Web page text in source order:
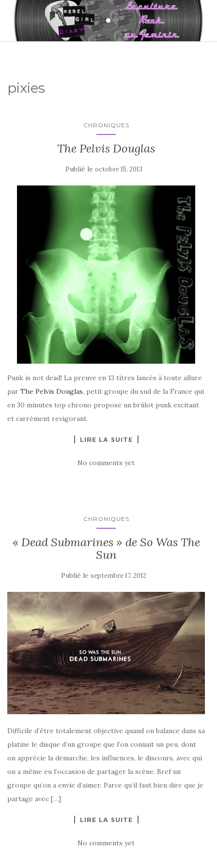
pixies
CHRONIQUES
The Pelvis Douglas
Publié le octobre 15, 2013
Punk is not dead! La preuve en 13 titres lancés à toute allure
par The Pelvis Douglas, petit groupe du sud de la France qui
en 30 minutes top chrono propose un brûlot punk excitant
et carrément revigorant.
LIRE LA SUITE
No comments yet
CHRONIQUES
« Dead Submarines » de So Was The
Sun
Publié le septembre 17, 2012
Difficile d’être totalement objective quand on balance dans sa
platine le disque d’un groupe que l’on connait un peu, dont
on apprécie la démarche, les influences, le discours, avec qui
on a même eu l’occasion de partager la scène. Bref un
groupe qu’on a envie d’aimer. Parce qu’il faut bien dire que je
partage avec […]
LIRE LA SUITE
No comments yet